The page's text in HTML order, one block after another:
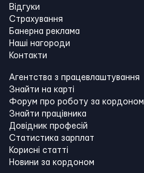
Відгуки
Страхування
Банерна реклама
Наші нагороди
Контакти
Агентства з працевлаштування
Знайти на карті
Форум про роботу за кордоном
Знайти працівника
Довідник професій
Статистика зарплат
Корисні статті
Новини за кордоном